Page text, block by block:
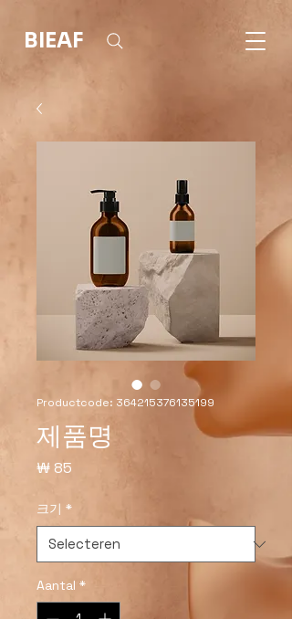
BIEAF
Productcode: 364215376135199
제품명
₩ 85
크기 *
Aantal *